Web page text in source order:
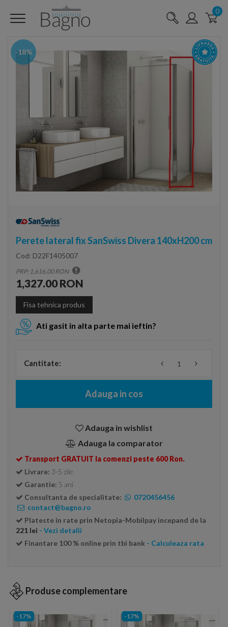
0
-18%
Perete lateral fix SanSwiss Divera 140xH200 cm
Cod: D22F1405007
PRP: 1,616.00 RON
1,327.00 RON
Fisa tehnica produs
Ati gasit in alta parte mai ieftin?
Cantitate:
Adauga in cos
Adauga in wishlist
Adauga la comparator
Transport GRATUIT la comenzi peste 600 Ron.
Livrare: 3-5 zile
Garantie: 5 ani
Consultanta de specialitate:
0720456456
contact@bagno.ro
Plateste in rate prin Netopia-Mobilpay incepand de la
221 lei - Vezi detalii
Finantare 100 % online prin tbi bank - Calculeaza rata
Produse complementare
-17% -17%